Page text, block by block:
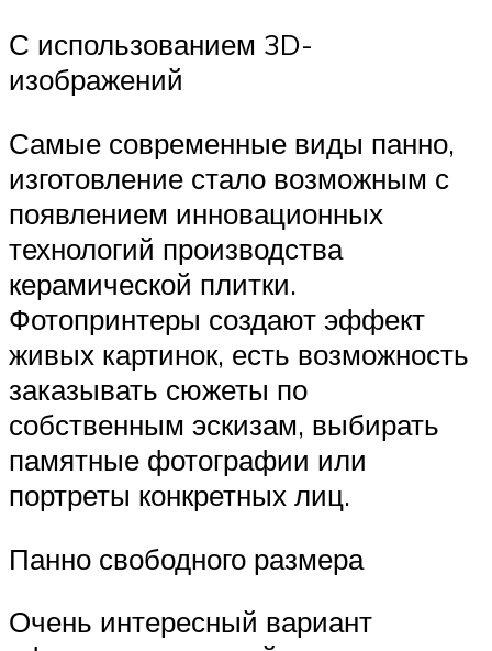
С использованием 3D-
изображений
Самые современные виды панно,
изготовление стало возможным с
появлением инновационных
технологий производства
керамической плитки.
Фотопринтеры создают эффект
живых картинок, есть возможность
заказывать сюжеты по
собственным эскизам, выбирать
памятные фотографии или
портреты конкретных лиц.
Панно свободного размера
Очень интересный вариант